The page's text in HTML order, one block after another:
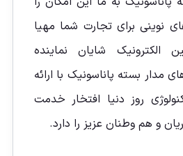
نوینی برای تجارت شما مهیا
الکترونیک شایان نماینده
مدار بسته پاناسونیک با ارائه
روز دنیا افتخار خدمت
و هم وطنان عزیز را دارد.